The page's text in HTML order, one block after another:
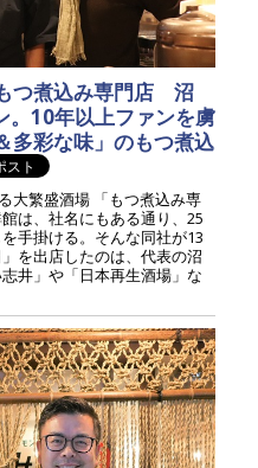
つ煮込み専門店 沼
。10年以上ファンを虜
多彩な味」のもつ煮込
大繁盛酒場 「もつ煮込み専
は、社名にもある通り、25
手掛ける。そんな同社が13
を出店したのは、代表の沼
井」や「日本再生酒場」な